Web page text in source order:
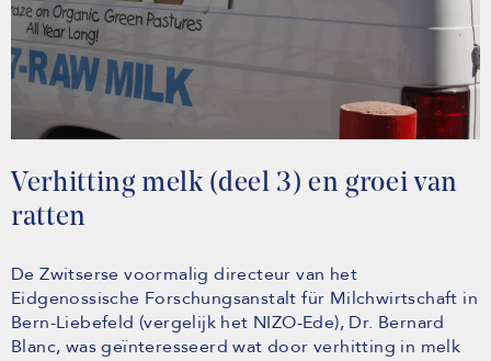
Verhitting melk (deel 3) en groei van
ratten
De Zwitserse voormalig directeur van het
Eidgenossische Forschungsanstalt für Milchwirtschaft in
Bern-Liebefeld (vergelijk het NIZO-Ede), Dr. Bernard
Blanc, was geïnteresseerd wat door verhitting in melk